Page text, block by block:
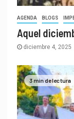
AGENDA BLOGS
Aquel
diciembre 4, 2025
3 min de lectura